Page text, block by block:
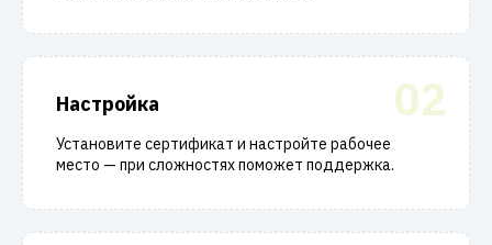
02
Настройка
Установите сертификат и настройте рабочее
место — при сложностях поможет поддержка.